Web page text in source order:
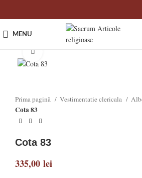
MENU
Prima pagină Vestimentatie clericala
Cota 83
Cota 83
335,00 lei